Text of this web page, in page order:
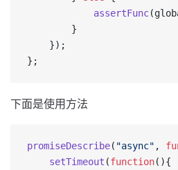
            assertFunc
        }
    });
};
下面是使用方法
promiseDescribe( "async" ,
	setTimeout
(function(){